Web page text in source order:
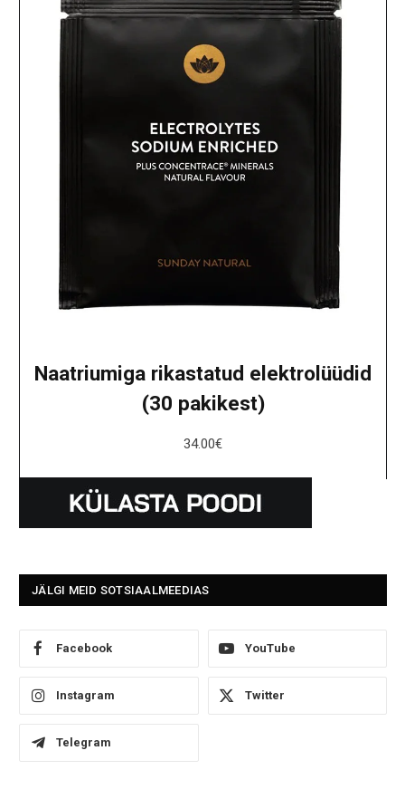
Naatriumiga rikastatud elektrolüüdid
(30 pakikest)
34.00€
JÄLGI MEID SOTSIAALMEEDIAS
Facebook YouTube
Instagram Twitter
Telegram